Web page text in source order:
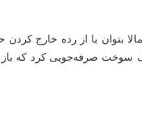
در روز در مصرف سوخت صرفه‌جویی